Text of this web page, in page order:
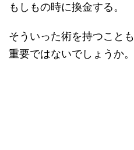
もしもの時に換金する。
そういった術を持つことも
重要ではないでしょうか。